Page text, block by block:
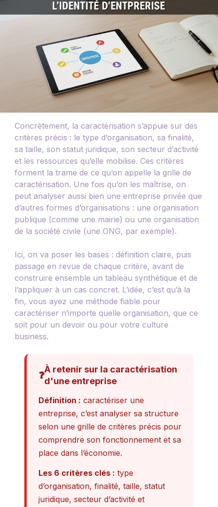
Concrètement, la caractérisation s’appuie sur des
critères précis : le type d’organisation, sa finalité,
sa taille, son statut juridique, son secteur d’activité
et les ressources qu’elle mobilise. Ces critères
forment la trame de ce qu’on appelle la grille de
caractérisation. Une fois qu’on les maîtrise, on
peut analyser aussi bien une entreprise privée que
d’autres formes d’organisations : une organisation
publique (comme une mairie) ou une organisation
de la société civile (une ONG, par exemple).
Ici, on va poser les bases : définition claire, puis
passage en revue de chaque critère, avant de
construire ensemble un tableau synthétique et de
l’appliquer à un cas concret. L’idée, c’est qu’à la
fin, vous ayez une méthode fiable pour
caractériser n’importe quelle organisation, que ce
soit pour un devoir ou pour votre culture
business.
❓
À retenir sur la caractérisation
d'une entreprise
Définition : caractériser une
entreprise, c’est analyser sa structure
selon une grille de critères précis pour
comprendre son fonctionnement et sa
place dans l’économie.
Les 6 critères clés : type
d’organisation, finalité, taille, statut
juridique, secteur d’activité et